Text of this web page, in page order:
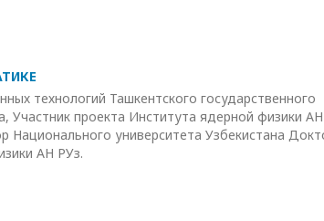
технологий Ташкентского государственного
Участник проекта Института ядерной физики
Национального университета Узбекистана
АН РУз.